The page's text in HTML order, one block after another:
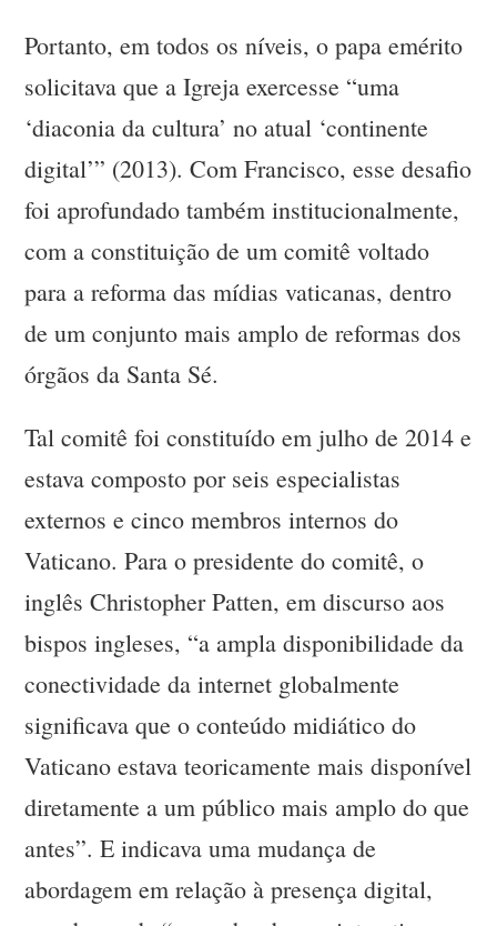
Portanto, em todos os níveis, o papa emérito
solicitava que a Igreja exercesse “uma
‘diaconia da cultura’ no atual ‘continente
digital’” (2013). Com Francisco, esse desafio
foi aprofundado também institucionalmente,
com a constituição de um comitê voltado
para a reforma das mídias vaticanas, dentro
de um conjunto mais amplo de reformas dos
órgãos da Santa Sé.
Tal comitê foi constituído em julho de 2014 e
estava composto por seis especialistas
externos e cinco membros internos do
Vaticano. Para o presidente do comitê, o
inglês Christopher Patten, em discurso aos
bispos ingleses, “a ampla disponibilidade da
conectividade da internet globalmente
significava que o conteúdo midiático do
Vaticano estava teoricamente mais disponível
diretamente a um público mais amplo do que
antes”. E indicava uma mudança de
abordagem em relação à presença digital,